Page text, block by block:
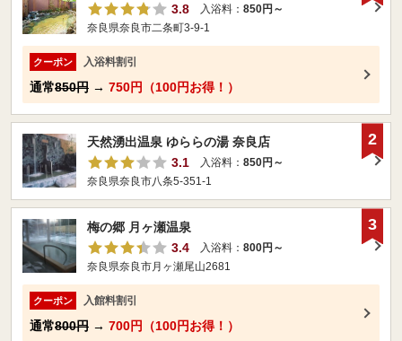
3.8
入浴料： 850円～
奈良県奈良市二条町3-9-1
クーポン 入浴料割引
通常850円 → 750円（100円お得！）
天然湧出温泉 ゆららの湯 奈良店
3.1
入浴料： 850円～
奈良県奈良市八条5-351-1
2
梅の郷 月ヶ瀬温泉
3.4
入浴料： 800円～
奈良県奈良市月ヶ瀬尾山2681
クーポン 入館料割引
通常800円 → 700円（100円お得！）
3